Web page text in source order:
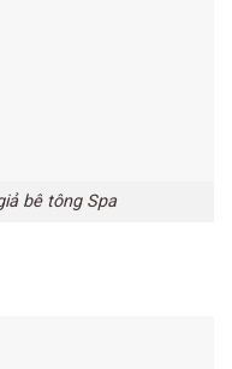
bê tông Spa